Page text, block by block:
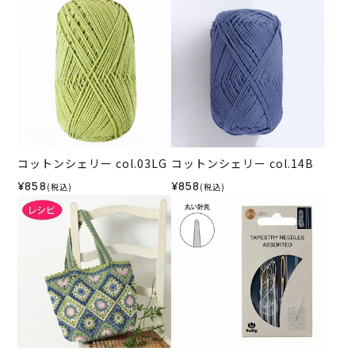
コットンシェリー col.03LG
¥858 (税込)
コットンシェリー col.14B
¥858 (税込)